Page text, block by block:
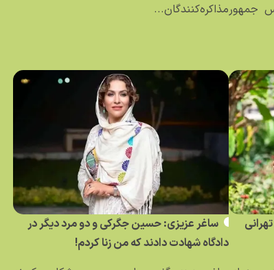
جمهورمذاکره‌کنندگان...
ساغر عزیزی: حسین جگرکی و دو مرد دیگر در
دادگاه شهادت دادند که من زنا کردم!